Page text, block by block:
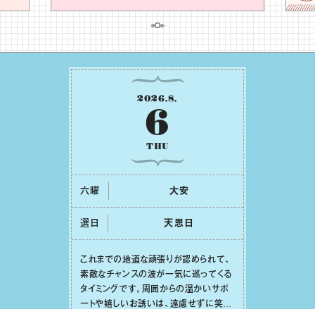
2026.8.
6
THU
六曜 ⼤安
選日 天恩⽇
これまでの地道な頑張りが認められて、
素敵なチャンスの波が⼀気に巡ってくる
タイミングです。周囲からの温かいサポ
ートや嬉しいお誘いは、遠慮せずに笑顔